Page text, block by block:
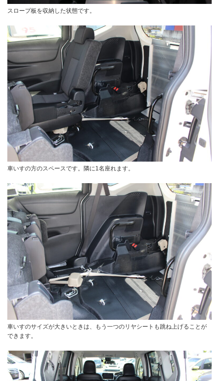
スロープ板を収納した状態です。
車いすの方のスペースです。隣に1名座れます。
車いすのサイズが大きいときは、もう一つのリヤシートも跳ね上げることが
できます。